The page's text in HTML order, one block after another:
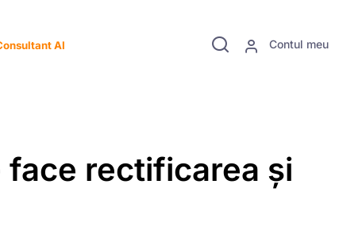
Contul meu
AI
face rectificarea și